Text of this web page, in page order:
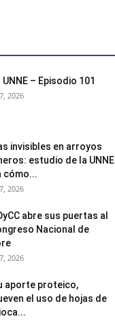
– Episodio 101
2026
invisibles en arroyos
estudio de la UNNE
cómo...
2026
abre sus puertas al
Nacional de
2026
aporte proteico,
el uso de hojas de